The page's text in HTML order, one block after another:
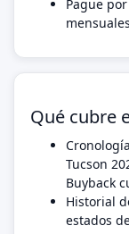
Pague
Qué cubre
Tucson
Buyback
Historial
estados